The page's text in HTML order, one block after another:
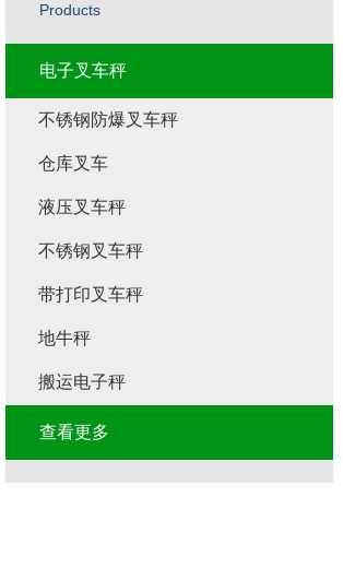
Products
电子叉车秤
不锈钢防爆叉车秤
仓库叉车
液压叉车秤
不锈钢叉车秤
带打印叉车秤
地牛秤
搬运电子秤
查看更多